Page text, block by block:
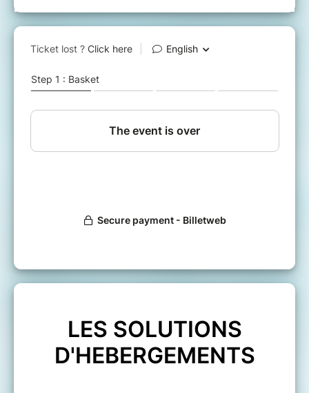
d’expérience et champions de France en titre !
l’occasion de s'entrainer une dernière fois !
pas d'OC, il est possible d'en louer une sur
LES SOLUTIONS
D'HEBERGEMENTS